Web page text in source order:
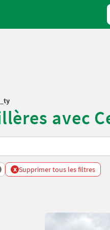
avec
triées sur Landwirt.com
x Supprimer tous les filtres